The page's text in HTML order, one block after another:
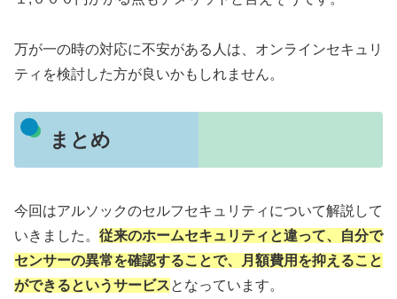
万が一の時の対応に不安がある人は、オンラインセキュリ
ティを検討した方が良いかもしれません。
まとめ
今回はアルソックのセルフセキュリティについて解説して
いきました。 従来のホームセキュリティと違って、自分で
センサーの異常を確認することで、月額費用を抑えること
ができるというサービスとなっています。